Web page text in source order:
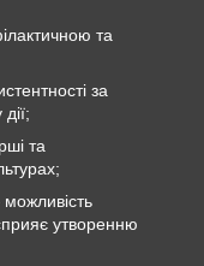
та
за
та
утворенню